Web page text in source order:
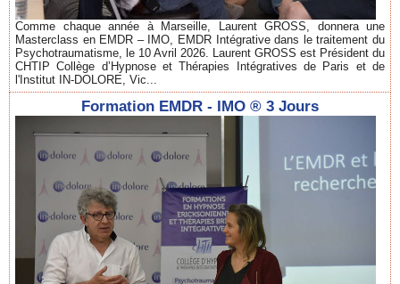
Comme chaque année à Marseille, Laurent GROSS, donnera une
Masterclass en EMDR – IMO, EMDR Intégrative dans le traitement du
Psychotraumatisme, le 10 Avril 2026. Laurent GROSS est Président du
CHTIP Collège d’Hypnose et Thérapies Intégratives de Paris et de
l'Institut IN-DOLORE, Vic...
Formation EMDR - IMO ® 3 Jours